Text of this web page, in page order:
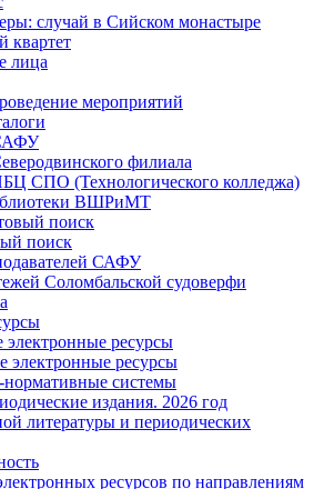
случай в Сийском монастыре
квартет
лица
мероприятий
филиала
СПО (Технологического колледжа)
ВШРиМТ
поиск
поиск
САФУ
Соломбальской судоверфи
электронные ресурсы
электронные ресурсы
системы
издания. 2026 год
литературы и периодических
ресурсов по направлениям